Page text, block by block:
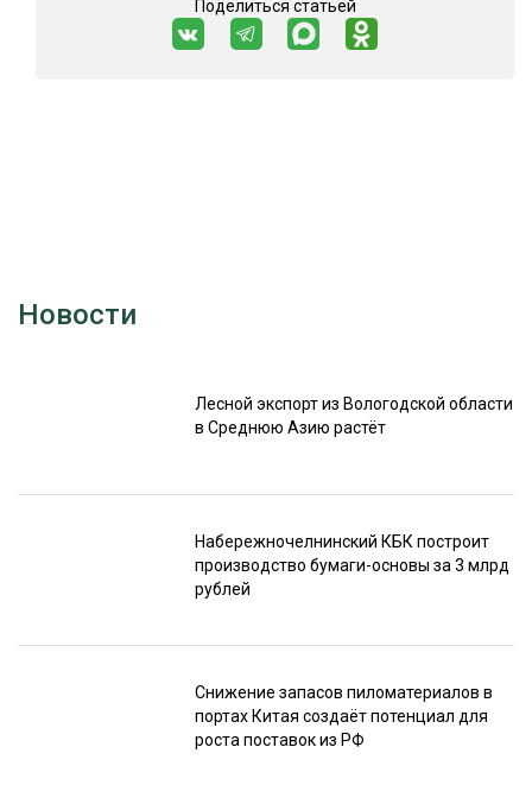
Поделиться статьей
Новости
Лесной экспорт из Вологодской области
в Среднюю Азию растёт
Набережночелнинский КБК построит
производство бумаги-основы за 3 млрд
рублей
Снижение запасов пиломатериалов в
портах Китая создаёт потенциал для
роста поставок из РФ